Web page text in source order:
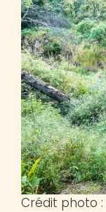
Crédit photo :